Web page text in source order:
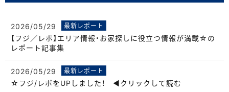
2026/05/29 最新レポート
【フジ／レポ】エリア情報・お家探しに役立つ情報が満載☆の
レポート記事集
2026/05/29 最新レポート
☆フジ/レポをUPしました！ ◀クリックして読む